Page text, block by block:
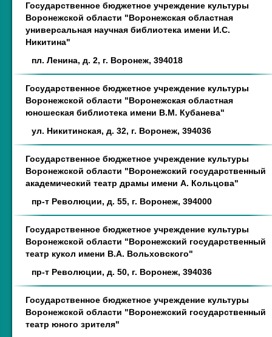
Государственное бюджетное учреждение культуры
Воронежской области "Воронежская областная
универсальная научная библиотека имени И.С.
Никитина"
пл. Ленина, д. 2, г. Воронеж, 394018
Государственное бюджетное учреждение культуры
Воронежской области "Воронежская областная
юношеская библиотека имени В.М. Кубанева"
ул. Никитинская, д. 32, г. Воронеж, 394036
Государственное бюджетное учреждение культуры
Воронежской области "Воронежский государственный
академический театр драмы имени А. Кольцова"
пр-т Революции, д. 55, г. Воронеж, 394000
Государственное бюджетное учреждение культуры
Воронежской области "Воронежский государственный
театр кукол имени В.А. Вольховского"
пр-т Революции, д. 50, г. Воронеж, 394036
Государственное бюджетное учреждение культуры
Воронежской области "Воронежский государственный
театр юного зрителя"